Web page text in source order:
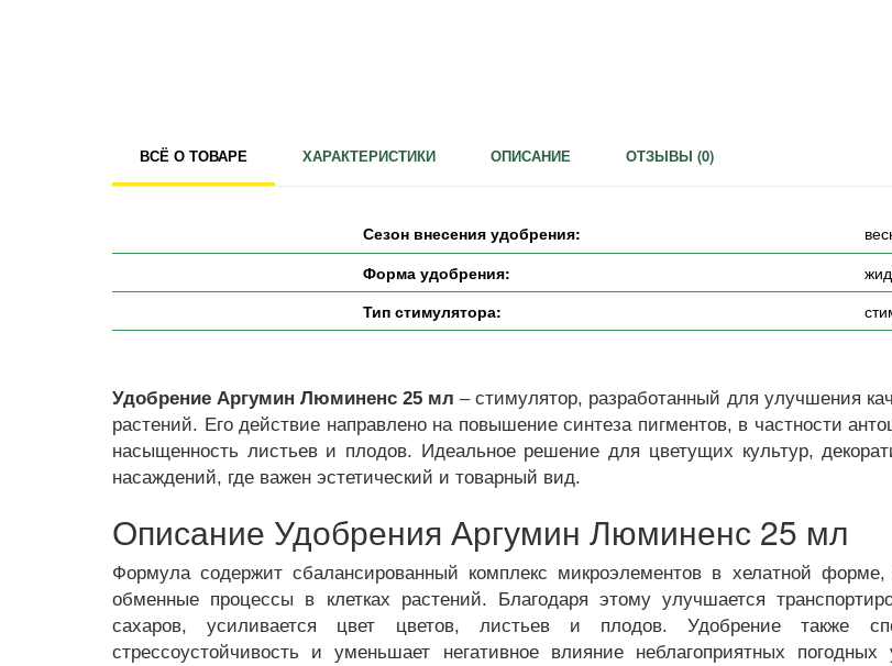
ВСЁ О ТОВАРЕ ХАРАКТЕРИСТИКИ ОПИСАНИЕ ОТЗЫВЫ (0)
Сезон внесения удобрения:
Форма удобрения:
Тип стимулятора:
Удобрение Аргумин Люминенс 25 мл– стимулятор, разработанный для улучшения
растений. Его действие направлено на повышение синтеза пигментов, в частности
насыщенность листьев и плодов. Идеальное решение для цветущих культур,
насаждений, где важен эстетический и товарный вид.
Описание Удобрения Аргумин Люминенс 25 мл
Формула содержит сбалансированный комплекс микроэлементов в хелатной
обменные процессы в клетках растений. Благодаря этому улучшается
сахаров, усиливается цвет цветов, листьев и плодов. Удобрение также
стрессоустойчивость и уменьшает негативное влияние неблагоприятных